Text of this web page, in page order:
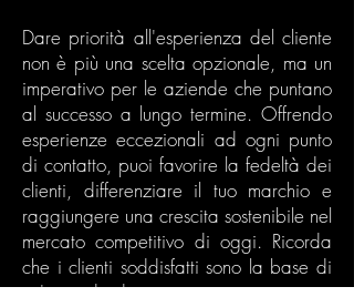
Dare priorità all'esperienza del cliente
non è più una scelta opzionale, ma un
imperativo per le aziende che puntano
al successo a lungo termine. Offrendo
esperienze eccezionali ad ogni punto
di contatto, puoi favorire la fedeltà dei
clienti, differenziare il tuo marchio e
raggiungere una crescita sostenibile nel
mercato competitivo di oggi. Ricorda
che i clienti soddisfatti sono la base di